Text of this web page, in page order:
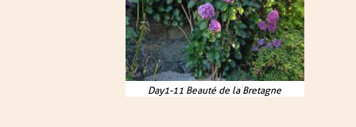
Day1-11 Beauté de la Bretagne